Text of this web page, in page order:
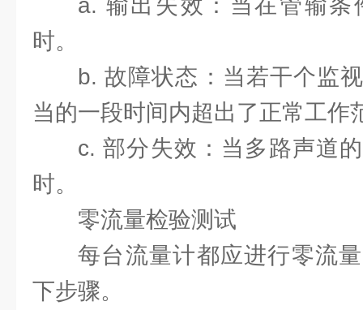
a. 输出失效：当在管输条
时。
b. 故障状态：当若干个监
当的一段时间内超出了正常工作
c. 部分失效：当多路声道
时。
零流量检验测试
每台流量计都应进行零流
下步骤。